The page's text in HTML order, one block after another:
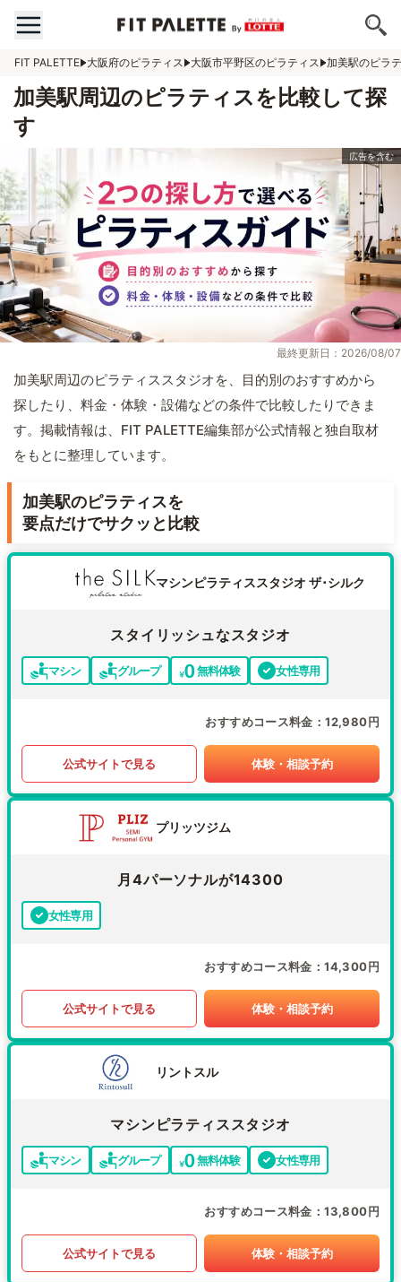
FIT PALETTE 大阪府のピラティス 大阪市平野区のピラティス 加美駅のピラ
加美駅周辺のピラティスを比較して探
す
最終更新日：2026/08/07
加美駅周辺のピラティススタジオを、目的別のおすすめから
探したり、料金・体験・設備などの条件で比較したりできま
す。掲載情報は、FIT PALETTE編集部が公式情報と独自取材
をもとに整理しています。
加美駅のピラティスを
要点だけでサクッと比較
マシンピラティススタジオ ザ･シルク
スタイリッシュなスタジオ
マシン グループ 無料体験 女性専用
おすすめコース料金 12,980円
公式サイトで見る 体験・相談予約
プリッツジム
月4パーソナルが14300
女性専用
おすすめコース料金 14,300円
公式サイトで見る 体験・相談予約
リントスル
マシンピラティススタジオ
マシン グループ 無料体験 女性専用
おすすめコース料金 13,800円
公式サイトで見る 体験・相談予約